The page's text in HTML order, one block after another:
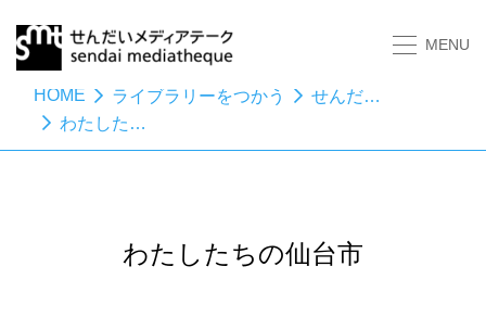
MENU
HOME ライブラリーをつかう
せんだい教材映像アーカイブ
わたしたちの仙台市
わたしたちの仙台市